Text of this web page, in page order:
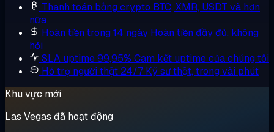
Thanh toán bằng crypto BTC, XMR, USDT và hơn
nữa
Hoàn tiền trong 14 ngày Hoàn tiền đầy đủ, không
hỏi
SLA uptime 99,95% Cam kết uptime của chúng tôi
Hỗ trợ người thật 24/7 Kỹ sư thật, trong vài phút
Khu vực mới
Las Vegas đã hoạt động